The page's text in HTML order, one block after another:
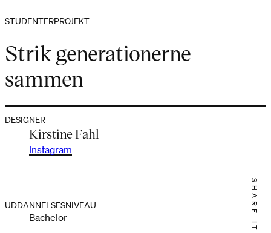
STUDENTERPROJEKT
Strik generationerne
sammen
DESIGNER
Kirstine Fahl
Instagram
UDDANNELSESNIVEAU
Bachelor SHARE IT